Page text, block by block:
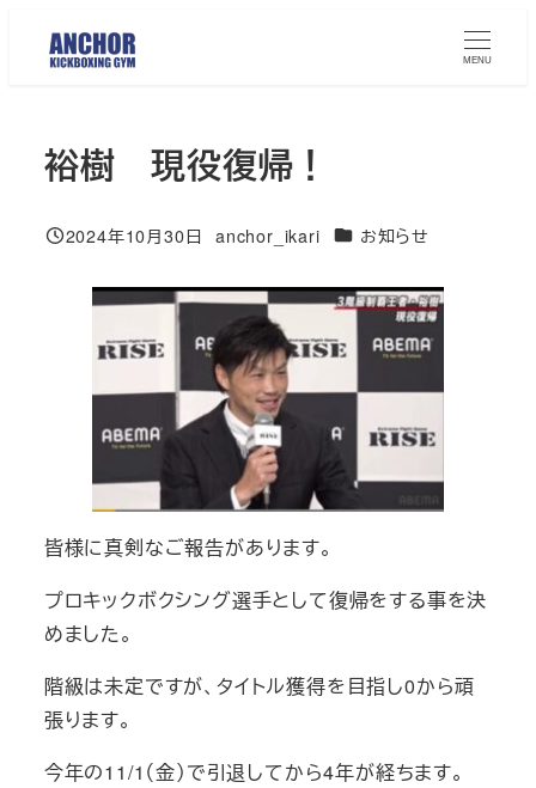
MENU
裕樹 現役復帰！
投稿日
2024年10月30日
著
anchor_ikari カテゴリー
お知らせ
皆様に真剣なご報告があります。
プロキックボクシング選手として復帰をする事を決
めました。
階級は未定ですが、タイトル獲得を目指し0から頑
張ります。
今年の11/1（金）で引退してから4年が経ちます。